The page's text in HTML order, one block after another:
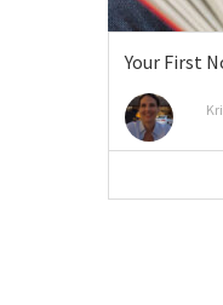
Your First